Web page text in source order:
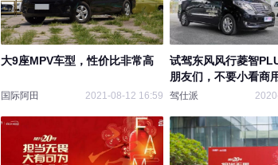
大9座MPV车型，性价比非常高
国际阿田 2021-08-12 16:59
试驾东风风行菱智
朋友们，不要小看商
驾仕派